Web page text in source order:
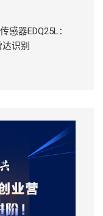
感器EDQ25L：
识别